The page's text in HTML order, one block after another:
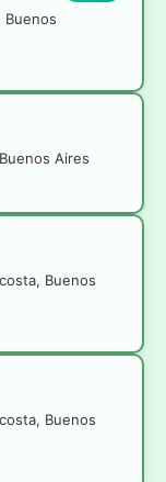
Buenos
Aires
Buenos
Buenos